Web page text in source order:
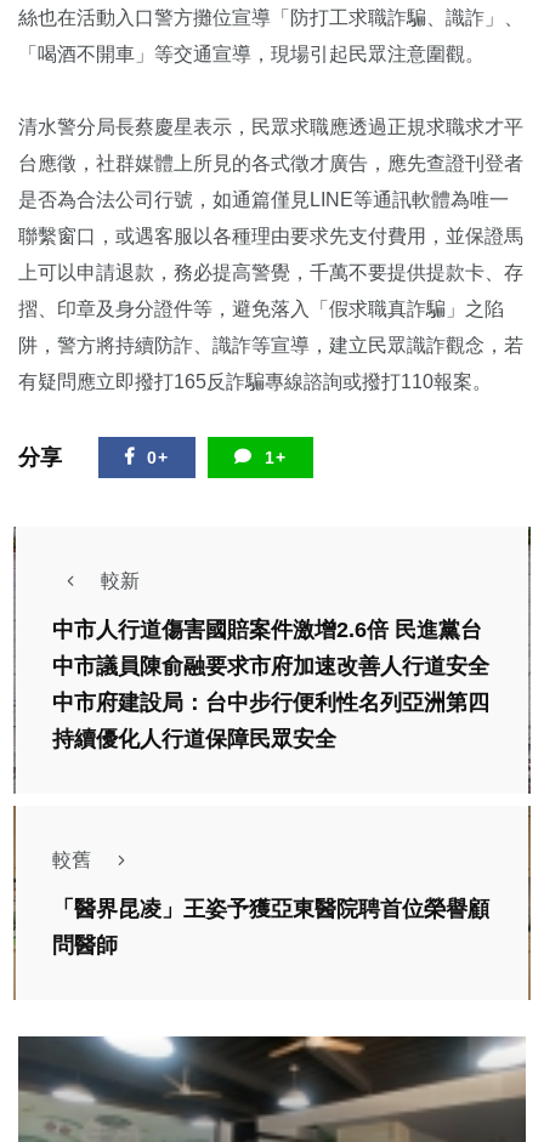
絲也在活動入口警方攤位宣導「防打工求職詐騙、識詐」、
「喝酒不開車」等交通宣導，現場引起民眾注意圍觀。
清水警分局長蔡慶星表示，民眾求職應透過正規求職求才平
台應徵，社群媒體上所見的各式徵才廣告，應先查證刊登者
是否為合法公司行號，如通篇僅見LINE等通訊軟體為唯一
聯繫窗口，或遇客服以各種理由要求先支付費用，並保證馬
上可以申請退款，務必提高警覺，千萬不要提供提款卡、存
摺、印章及身分證件等，避免落入「假求職真詐騙」之陷
阱，警方將持續防詐、識詐等宣導，建立民眾識詐觀念，若
有疑問應立即撥打165反詐騙專線諮詢或撥打110報案。
分享 0+ 1+
較新
中市人行道傷害國賠案件激增2.6倍 民進黨台
中市議員陳俞融要求市府加速改善人行道安全
中市府建設局：台中步行便利性名列亞洲第四
持續優化人行道保障民眾安全
較舊
「醫界昆凌」王姿予獲亞東醫院聘首位榮譽顧
問醫師